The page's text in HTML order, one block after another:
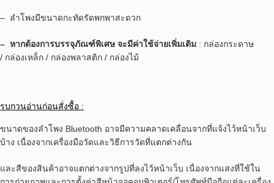
– ลำโพงมีขนาดกะทัดรัดพกพาสะดวก
– หากต้องการบรรจุภัณฑ์พิเศษ จะมีค่าใช้จ่ายเพิ่มเติม : กล่องกระดาษ
/ กล่องเหล็ก / กล่องพลาสติก / กล่องไม้
รบกวนอ่านก่อนสั่งซื้อ :
ขนาดของลำโพง Bluetooth อาจมีความคลาดเคลื่อนจากที่แจ้งไว้หน้าเว็บ
บ้าง เนื่องจากเครื่องมือวัดและวิธีการวัดที่แตกต่างกัน
และสีของสินค้าอาจแตกต่างจากรูปที่ลงไว้หน้าเว็บ เนื่องจากแสงที่ใช้ใน